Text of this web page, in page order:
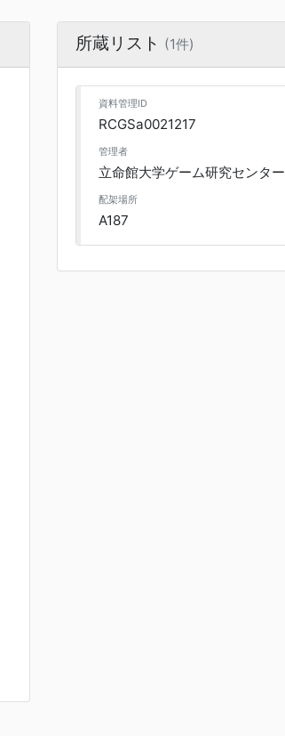
所蔵リスト (1件)
資料管理ID
RCGSa0021217
管理者
立命館大学ゲーム研究センター
配架場所
A187